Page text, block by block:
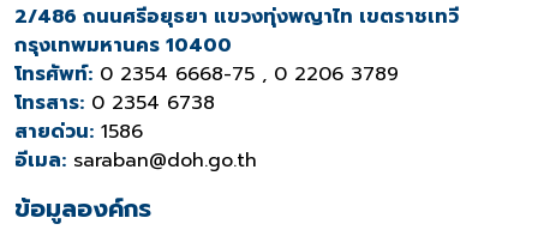
2/486 ถนนศรีอยุธยา แขวงทุ่งพญาไท เขตราชเทวี
กรุงเทพมหานคร 10400
โทรศัพท์: 0 2354 6668-75 , 0 2206 3789
โทรสาร: 0 2354 6738
สายด่วน: 1586
อีเมล: saraban@doh.go.th
ข้อมูลองค์กร